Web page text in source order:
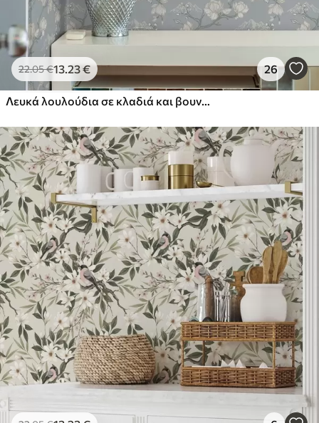
22.05€13.23€ 26
Λευκά λουλούδια σε κλαδιά και βουνά σε μπλε φόντο